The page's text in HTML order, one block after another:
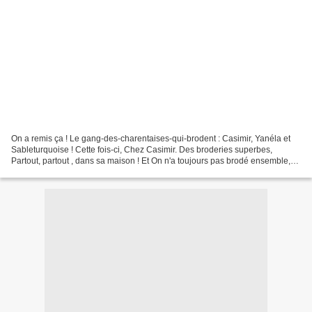
On a remis ça ! Le gang-des-charentaises-qui-brodent : Casimir, Yanéla et
Sableturquoise ! Cette fois-ci, Chez Casimir. Des broderies superbes,
Partout, partout , dans sa maison ! Et On n'a toujours pas brodé ensemble,